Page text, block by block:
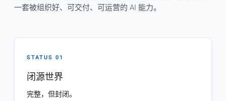
一套被组织好、可交付、可运营的 AI 能力。
STATUS 01
闭源世界
完整，但封闭。